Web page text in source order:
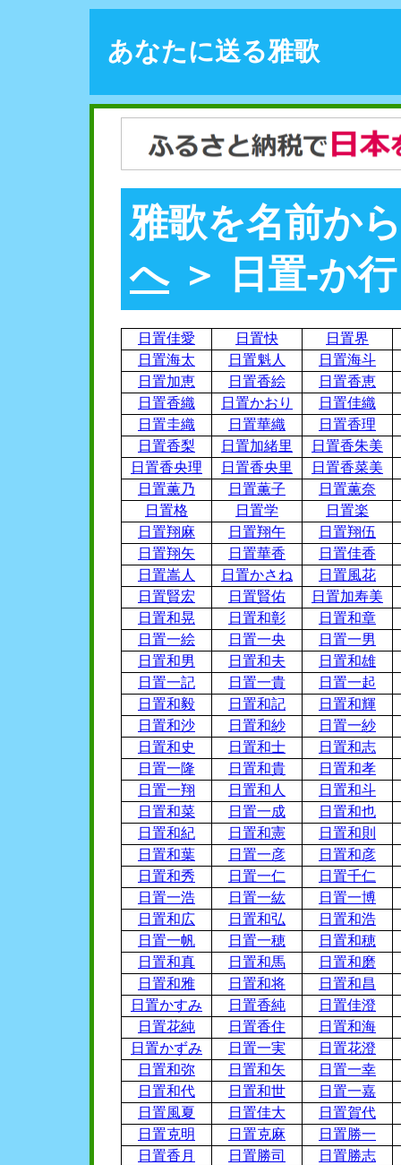
あなたに送る雅歌
雅歌を名前か
へ＞ 日置-か
日置佳愛 日置快
日置界
日置海太
日置魁人
日置海斗
日置加恵
日置香絵
日置香恵
日置香織
日置かおり
日置佳織
日置圭織
日置華織
日置香理
日置香梨
日置加緒里
日置香朱美
日置香央理
日置香央里
日置香菜美
日置薫乃
日置薫子
日置薫奈
日置格
日置学
日置楽
日置翔麻
日置翔午
日置翔伍
日置翔矢
日置華香
日置佳香
日置嵩人
日置かさね
日置風花
日置賢宏
日置賢佑
日置加寿美
日置和晃
日置和彰
日置和章
日置一絵
日置一央
日置一男
日置和男
日置和夫
日置和雄
日置一記
日置一貴
日置一起
日置和毅
日置和記
日置和輝
日置和沙
日置和紗
日置一紗
日置和史
日置和士
日置和志
日置一隆
日置和貴
日置和孝
日置一翔
日置和人
日置和斗
日置和菜
日置一成
日置和也
日置和紀
日置和憲
日置和則
日置和葉
日置一彦
日置和彦
日置和秀
日置一仁
日置千仁
日置一浩
日置一紘
日置一博
日置和広
日置和弘
日置和浩
日置一帆
日置一穂
日置和穂
日置和真
日置和馬
日置和磨
日置和雅
日置和将
日置和昌
日置かすみ
日置香純
日置佳澄
日置花純
日置香住
日置和海
日置かずみ
日置一実
日置花澄
日置和弥
日置和矢
日置一幸
日置和代
日置和世
日置一嘉
日置風夏
日置佳大
日置賀代
日置克明
日置克麻
日置勝一
日置香月
日置勝司
日置勝志